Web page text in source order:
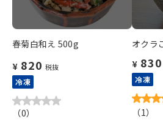
春菊白和え 500g
¥ 820 税抜
冷凍
（0）
オクラ
¥ 830
冷凍
（1）